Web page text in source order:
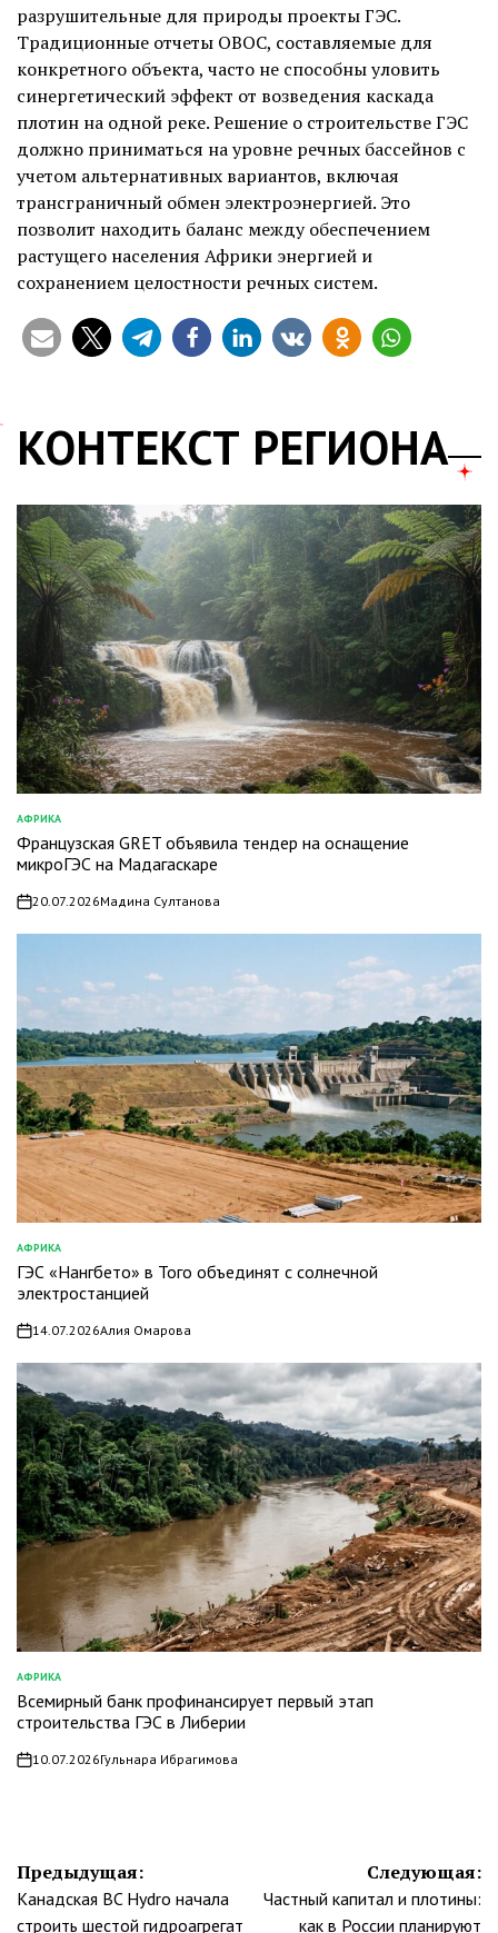
разрушительные для природы проекты ГЭС.
Традиционные отчеты ОВОС, составляемые для
конкретного объекта, часто не способны уловить
синергетический эффект от возведения каскада
плотин на одной реке. Решение о строительстве ГЭС
должно приниматься на уровне речных бассейнов с
учетом альтернативных вариантов, включая
трансграничный обмен электроэнергией. Это
позволит находить баланс между обеспечением
растущего населения Африки энергией и
сохранением целостности речных систем.
КОНТЕКСТ РЕГИОНА
ОПУБЛИКОВАНО
В
АФРИКА
Французская GRET объявила тендер на оснащение
микроГЭС на Мадагаскаре
on20.07.2026Мадина Султанова
ОПУБЛИКОВАНО
В
АФРИКА
ГЭС «Нангбето» в Того объединят с солнечной
электростанцией
on14.07.2026Алия Омарова
ОПУБЛИКОВАНО
В
АФРИКА
Всемирный банк профинансирует первый этап
строительства ГЭС в Либерии
on10.07.2026Гульнара Ибрагимова
Навигация
по
Предыдущая:
Канадская BC Hydro начала
строить шестой гидроагрегат
Следующая:
Частный капитал и плотины:
как в России планируют